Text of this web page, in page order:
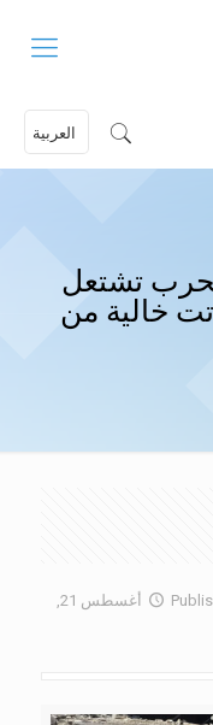
العربية
تشتعل
خالية من
أغسطس 21,